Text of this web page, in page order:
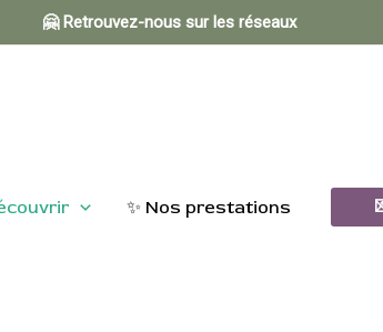
🤗 Retrouvez-nous sur les réseaux
✨ Nos prestations